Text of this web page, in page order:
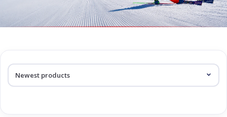
koopgidsen
Products tagged with
energizer